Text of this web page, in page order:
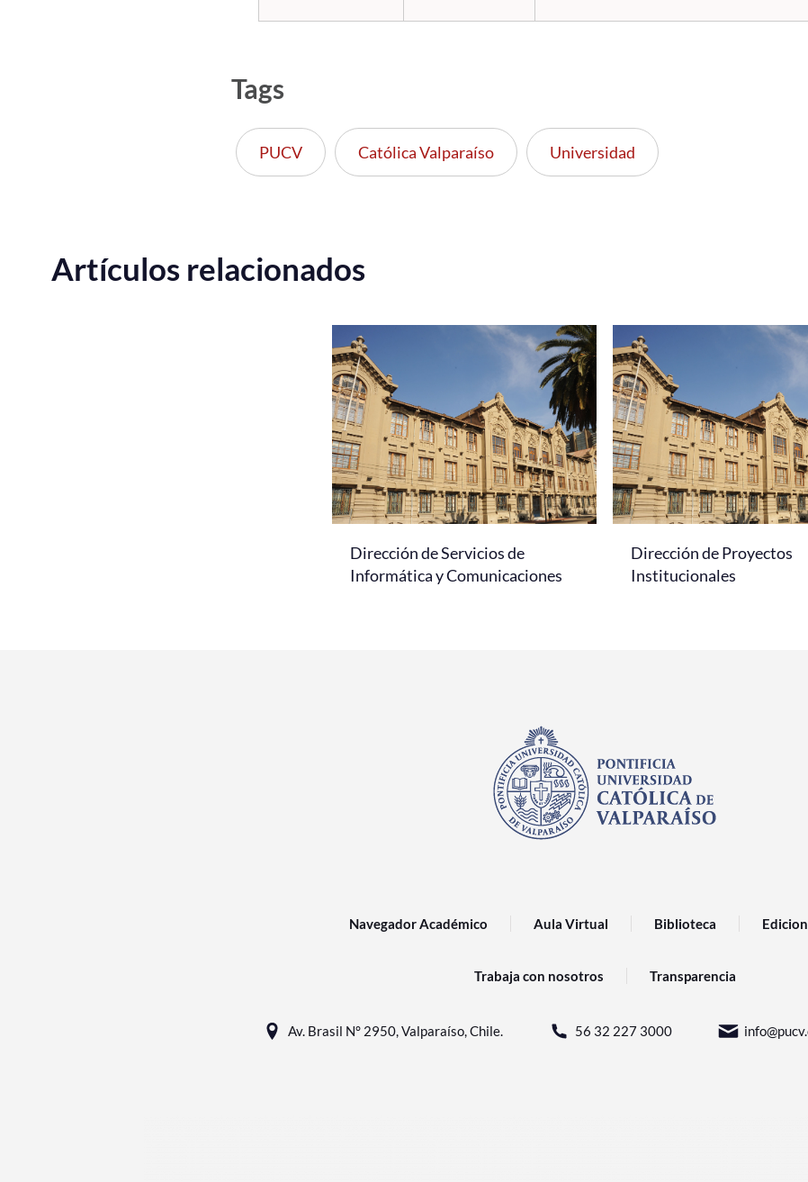
Tags
PUCV Católica Valparaíso Universidad
Artículos relacionados
Dirección de Servicios de
Informática y Comunicaciones
Dirección de Proyectos
Institucionales
Navegador Académico Aula Virtual Biblioteca
Trabaja con nosotros Transparencia
Av. Brasil N° 2950, Valparaíso, Chile. 56 32 227 3000